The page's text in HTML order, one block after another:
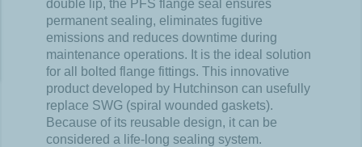
double lip, the PFS flange seal ensures
permanent sealing, eliminates fugitive
emissions and reduces downtime during
maintenance operations. It is the ideal solution
for all bolted flange fittings. This innovative
product developed by Hutchinson can usefully
replace SWG (spiral wounded gaskets).
Because of its reusable design, it can be
considered a life-long sealing system.